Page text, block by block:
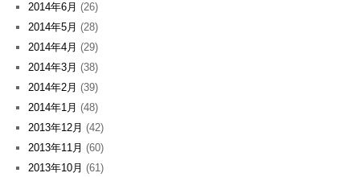
2014年6月 (26)
2014年5月 (28)
2014年4月 (29)
2014年3月 (38)
2014年2月 (39)
2014年1月 (48)
2013年12月 (42)
2013年11月 (60)
2013年10月 (61)